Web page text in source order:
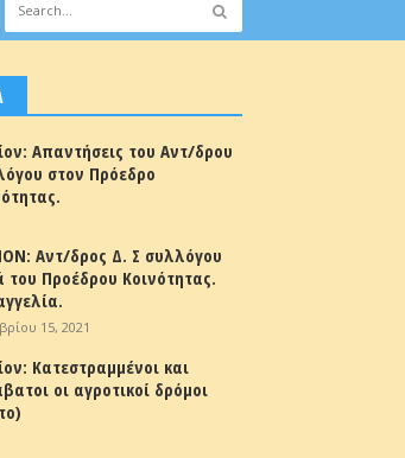
Απαντήσεις του Αντ/δρου
στον Πρόεδρο
Αντ/δρος Δ. Σ συλλόγου
του Προέδρου Κοινότητας.
15, 2021
Κατεστραμμένοι και
οι αγροτικοί δρόμοι